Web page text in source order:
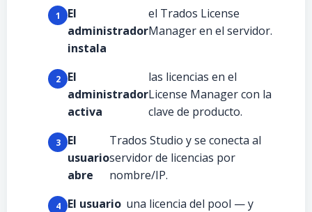
El
administrador
instala
el Trados License
Manager en el servidor.
El
administrador
activa
las licencias en el
License Manager con la
clave de producto.
El
usuario
abre
Trados Studio y se conecta al
servidor de licencias por
nombre/IP.
El usuario una licencia del pool — y